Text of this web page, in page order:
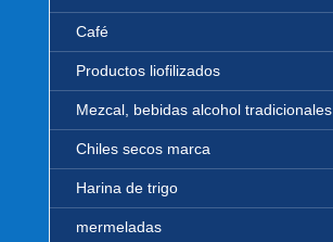
Café
Productos liofilizados
Mezcal, bebidas alcohol tradicionales
Chiles secos marca
Harina de trigo
mermeladas